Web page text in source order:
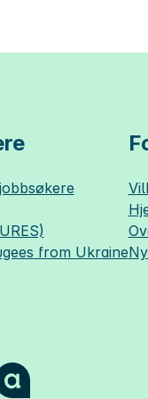
from Ukraine